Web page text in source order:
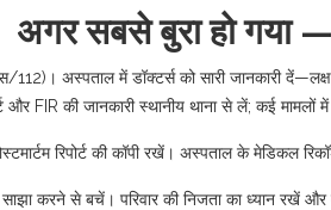
अगर सबसे बुरा हो गया
अस्पताल में डॉक्टर्स को सारी जानकारी
और FIR की जानकारी स्थानीय थाना से लें; कई
रिपोर्ट की कॉपी रखें। अस्पताल के मेडिकल
साझा करने से बचें। परिवार की निजता का ध्यान